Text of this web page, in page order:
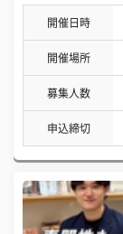
開催日時
開催場所
募集人数
申込締切